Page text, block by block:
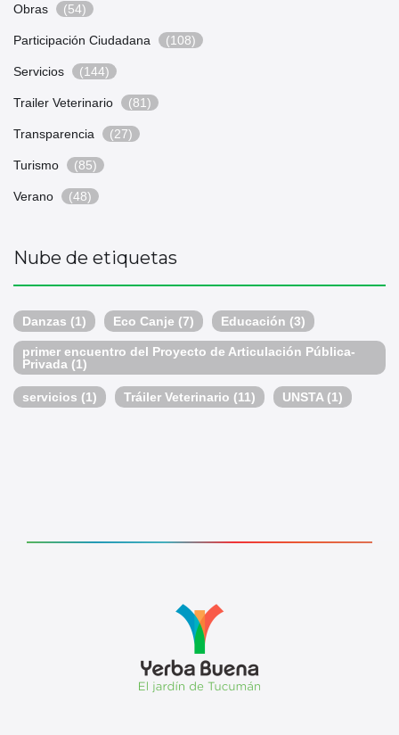
Obras (54)
Participación Ciudadana (108)
Servicios (144)
Trailer Veterinario (81)
Transparencia (27)
Turismo (85)
Verano (48)
Nube de etiquetas
Danzas (1) Eco Canje (7) Educación (3)
primer encuentro del Proyecto de Articulación Pública-
Privada (1)
servicios (1) Tráiler Veterinario (11) UNSTA (1)